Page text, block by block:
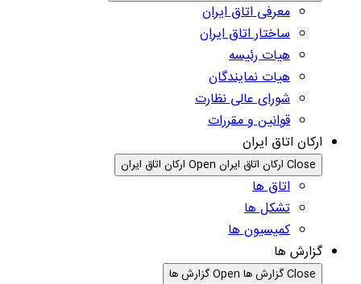
معرفی اتاق ایران
ساختار اتاق ایران
هیات رئیسه
هیات نمایندگان
شورای عالی نظارت
قوانین و مقررات
ارکان اتاق ایران
Close ارکان اتاق ایران Open ارکان اتاق ایران
اتاق ها
تشکل ها
کمیسیون ها
گزارش ها
Close گزارش ها Open گزارش ها